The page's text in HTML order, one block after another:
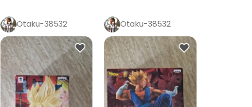
Otaku-38532 Otaku-38532